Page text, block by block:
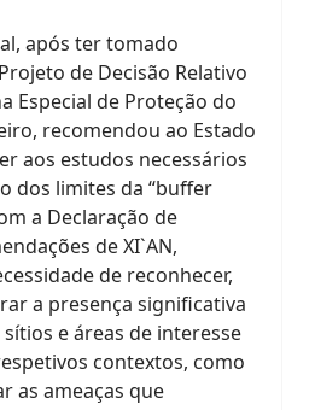
após ter tomado
de Decisão Relativo
Especial de Proteção do
recomendou ao Estado
aos estudos necessários
dos limites da “buffer
a Declaração de
de XI`AN,
de reconhecer,
a presença significativa
e áreas de interesse
contextos, como
as ameaças que